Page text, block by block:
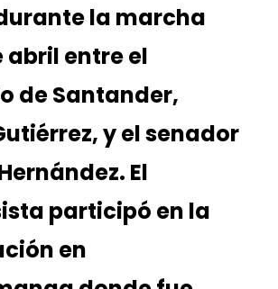
la marcha
abril entre el
de Santander,
y el senador
El
participó en la
en